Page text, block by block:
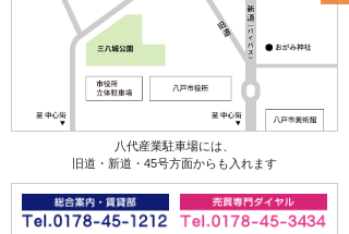
八代産業駐車場には、
旧道・新道・45号方面からも入れます